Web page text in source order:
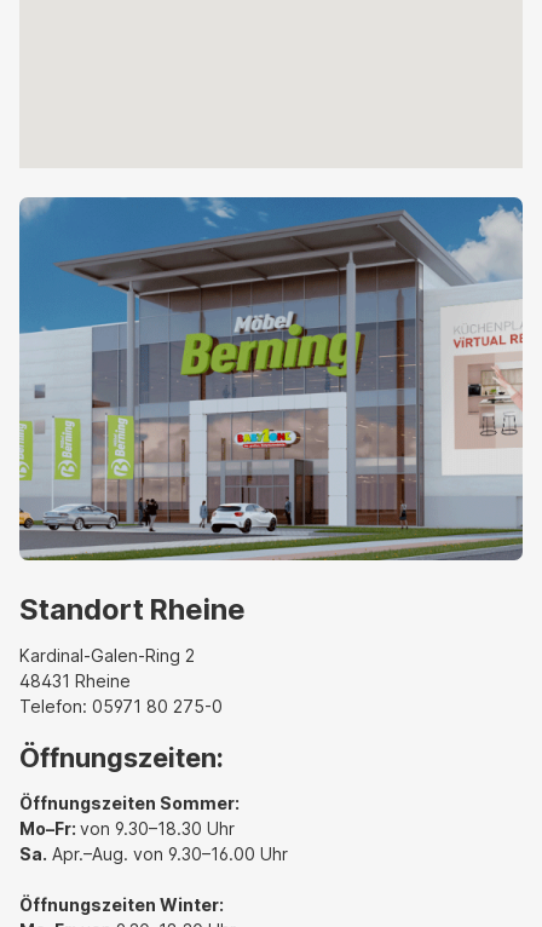
Standort Rheine
Kardinal-Galen-Ring 2
48431 Rheine
Telefon: 05971 80 275-0
Öffnungszeiten:
Öffnungszeiten Sommer:
Mo–Fr: von 9.30–18.30 Uhr
Sa. Apr.–Aug. von 9.30–16.00 Uhr
Öffnungszeiten Winter: